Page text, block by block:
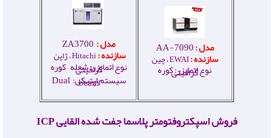
مدل :
سازنده :EWAI، چین
نوع اتمایزر: کوره
گرافیتی
مدل :
سازنده :Hitachi، ژاپن
نوع اتمایزر: شعله – کوره
گرافیتی
سیستم اپتیکی: Dual beam
فروش اسپکتروفتومتر پلاسما جفت شده القایی ICP